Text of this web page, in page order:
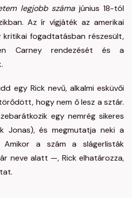
legjobb száma június 18-tól
Az ír vígjáték az amerikai
fogadtatásban részesült,
Carney rendezését és a
egy Rick nevű, alkalmi esküvői
hogy nem ő lesz a sztár.
egy nemrég sikeres
Jonas), és megmutatja neki a
a szám a slágerlisták
neve alatt —, Rick elhatározza,